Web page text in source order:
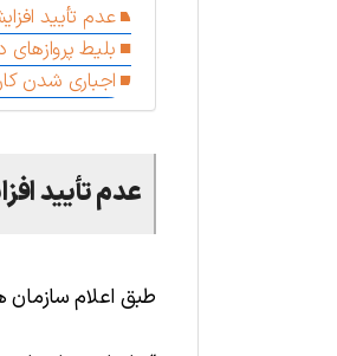
عدم تأیید
بلیط
اجباری شدن
عدم تأیید
طبق اعلام سازمان